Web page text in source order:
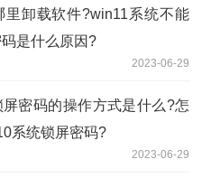
里卸载软件?win11系统不能
是什么原因?
2023-06-29
密码的操作方式是什么?怎
系统锁屏密码?
2023-06-29